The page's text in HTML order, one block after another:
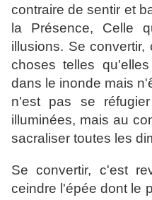
contraire de sentir et
la Présence, Celle
illusions. Se
choses telles
dans le inonde mais
n'est pas se
illuminées, mais au
sacraliser toutes les
Se convertir, c'est
ceindre l'épée dont le